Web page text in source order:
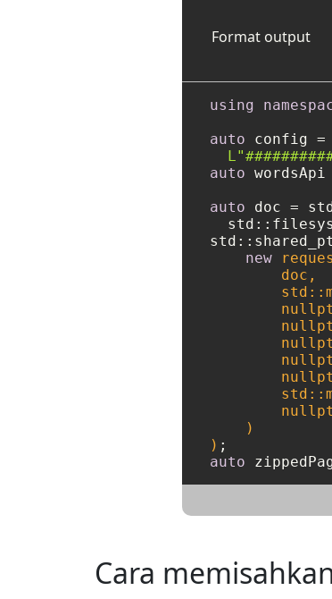
Format output
using
auto config
auto
auto doc =
new
        doc,
    )
)
auto
Cara